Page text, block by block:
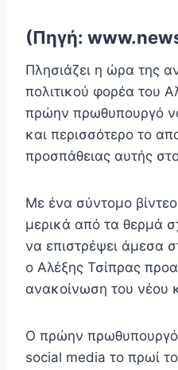
(Πηγή:
Πλησιάζει η ώρα της
πολιτικού φορέα του
πρώην πρωθυπουργό
και περισσότερο το
προσπάθειας αυτής
Με ένα σύντομο
μερικά από τα θερμά
να επιστρέψει άμεσα
ο Αλέξης Τσίπρας
ανακοίνωση του νέου
Ο πρώην
social media το πρωί